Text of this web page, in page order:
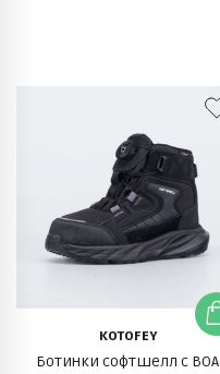
KOTOFEY
Ботинки софтшелл с BОА